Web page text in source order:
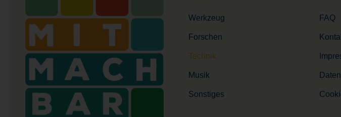
Werkzeug
Forschen
Technik
Musik
Sonstiges
FAQ